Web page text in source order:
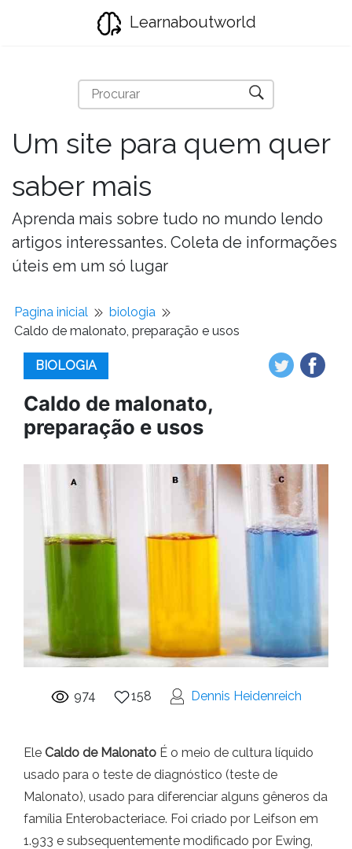
Learnaboutworld
Um site para quem quer
saber mais
Aprenda mais sobre tudo no mundo lendo
artigos interessantes. Coleta de informações
úteis em um só lugar
Pagina inicial
biologia
Caldo de malonato, preparação e usos
BIOLOGIA
Caldo de malonato,
preparação e usos
974 158 Dennis Heidenreich
Ele Caldo de Malonato É o meio de cultura líquido
usado para o teste de diagnóstico (teste de
Malonato), usado para diferenciar alguns gêneros da
família Enterobacteriace. Foi criado por Leifson em
1.933 e subsequentemente modificado por Ewing,